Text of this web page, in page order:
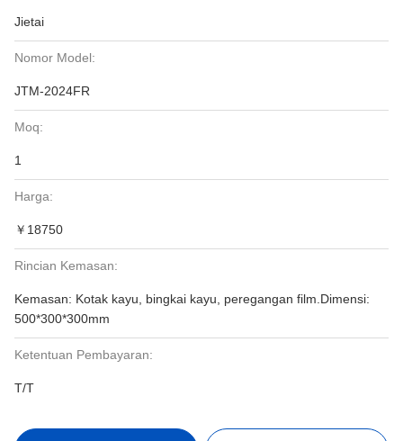
Jietai
Nomor Model:
JTM-2024FR
Moq:
1
Harga:
￥18750
Rincian Kemasan:
Kemasan: Kotak kayu, bingkai kayu, peregangan film.Dimensi:
500*300*300mm
Ketentuan Pembayaran:
T/T